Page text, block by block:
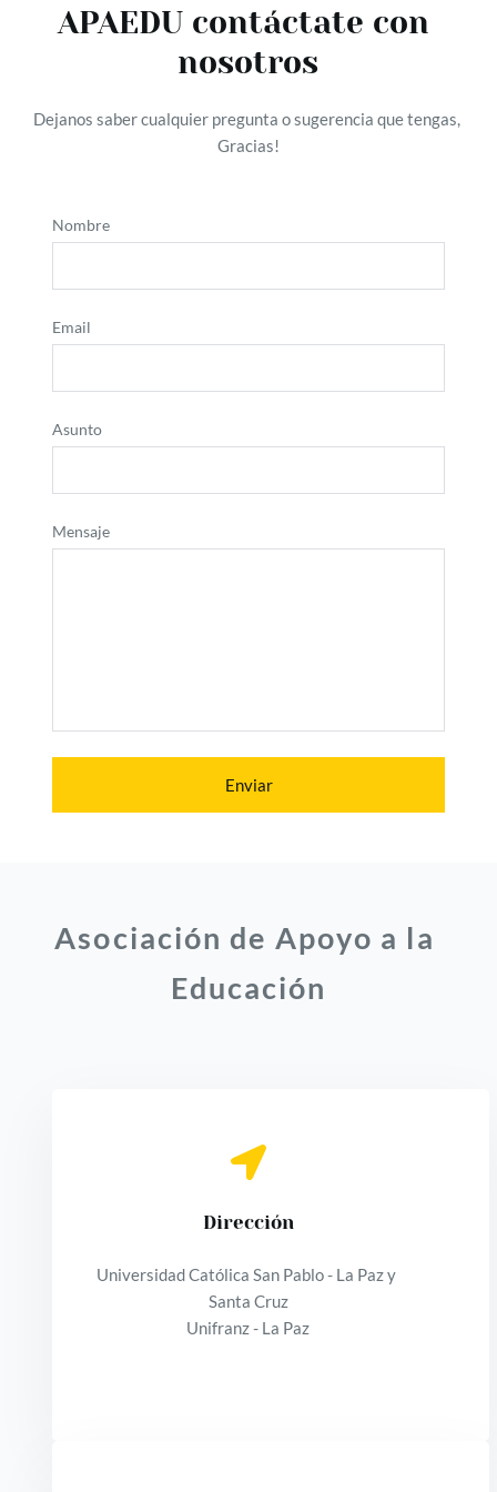
APAEDU contáctate con
nosotros
Dejanos saber cualquier pregunta o sugerencia que tengas,
Gracias!
Nombre
Email
Asunto
Mensaje
Enviar
Asociación de Apoyo a la
Educación
Dirección
Universidad Católica San Pablo - La Paz y
Santa Cruz
Unifranz - La Paz